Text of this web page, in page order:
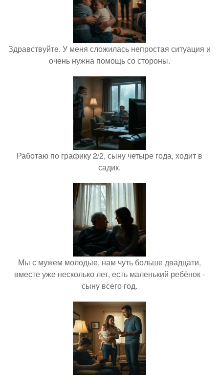
Здравствуйте. У меня сложилась непростая ситуация и
очень нужна помощь со стороны.
Работаю по графику 2/2, сыну четыре года, ходит в
садик.
Мы с мужем молодые, нам чуть больше двадцати,
вместе уже несколько лет, есть маленький ребёнок -
сыну всего год.